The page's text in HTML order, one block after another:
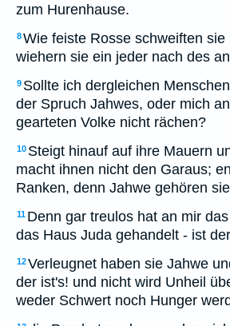
zum Hurenhause.
8Wie feiste Rosse schweiften sie
wiehern sie ein jeder nach des
9 Sollte ich dergleichen
der Spruch Jahwes, oder mich
gearteten Volke nicht rächen?
10 Steigt hinauf auf ihre Mauern
macht ihnen nicht den Garaus;
Ranken, denn Jahwe gehören
11 Denn gar treulos hat an mir
das Haus Juda gehandelt - ist
12Verleugnet haben sie Jahwe
der ist's! und nicht wird Unheil
weder Schwert noch Hunger